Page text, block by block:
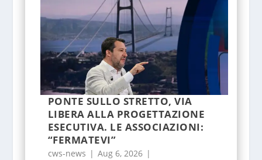
PONTE SULLO STRETTO, VIA
LIBERA ALLA PROGETTAZIONE
ESECUTIVA. LE ASSOCIAZIONI:
“FERMATEVI”
cws-news | Aug 6, 2026 |